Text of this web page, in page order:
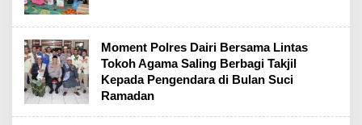
Moment Polres Dairi Bersama Lintas
Tokoh Agama Saling Berbagi Takjil
Kepada Pengendara di Bulan Suci
Ramadan